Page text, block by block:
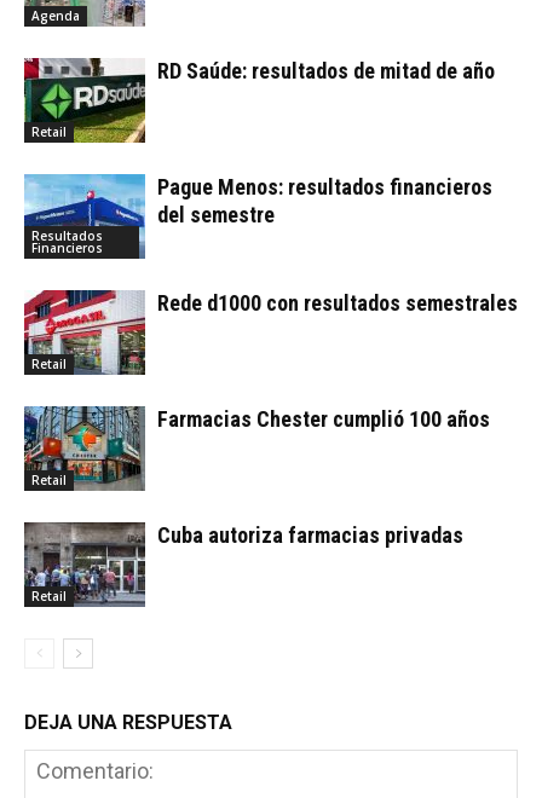
Agenda
Retail
RD Saúde: resultados de mitad de año
Resultados
Financieros
Pague Menos: resultados financieros
del semestre
Retail
Rede d1000 con resultados semestrales
Retail
Farmacias Chester cumplió 100 años
Retail
Cuba autoriza farmacias privadas
DEJA UNA RESPUESTA